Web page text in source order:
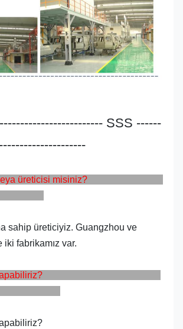
SSS ------
üreticisi misiniz?
sahip üreticiyiz. Guangzhou ve
fabrikamız var.